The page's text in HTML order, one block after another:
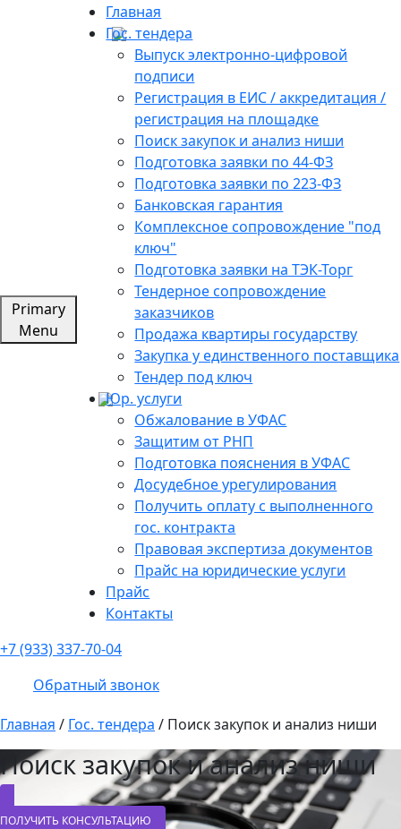
Primary
Menu
Главная
Гос. тендера
Выпуск электронно-цифровой
подписи
Регистрация в ЕИС / аккредитация /
регистрация на площадке
Поиск закупок и анализ ниши
Подготовка заявки по 44-ФЗ
Подготовка заявки по 223-ФЗ
Банковская гарантия
Комплексное сопровождение "под
ключ"
Подготовка заявки на ТЭК-Торг
Тендерное сопровождение
заказчиков
Продажа квартиры государству
Закупка у единственного поставщика
Тендер под ключ
Юр. услуги
Обжалование в УФАС
Защитим от РНП
Подготовка пояснения в УФАС
Досудебное урегулирования
Получить оплату с выполненного
гос. контракта
Правовая экспертиза документов
Прайс на юридические услуги
Прайс
Контакты
+7 (933) 337-70-04
Обратный звонок
Главная / Гос. тендера / Поиск закупок и анализ ниши
Поиск закупок и анализ ниши
ПОЛУЧИТЬ КОНСУЛЬТАЦИЮ